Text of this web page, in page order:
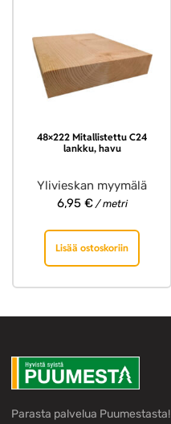
48×222 Mitallistettu C24
lankku, havu
Ylivieskan myymälä
6,95 €/ metri
Lisää ostoskoriin
Parasta palvelua Puumestasta!